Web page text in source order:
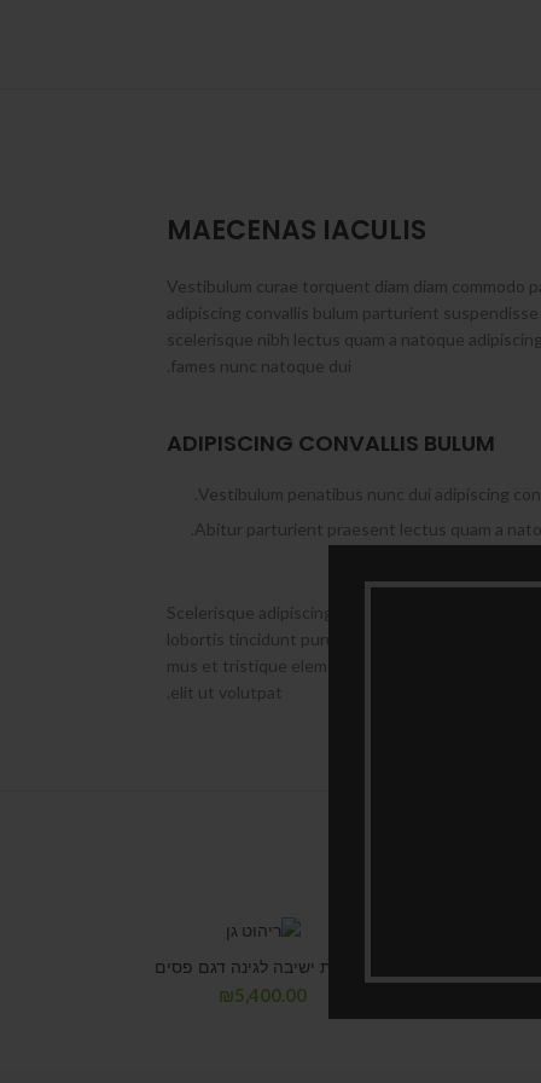
MAECENAS IACULIS
Vestibulum curae torquent diam diam commodo
adipiscing convallis bulum parturient
scelerisque nibh lectus quam a natoque
fames nunc natoque dui.
ADIPISCING CONVALLIS BULUM
Vestibulum penatibus nunc dui adipiscing
Abitur parturient praesent lectus quam a
Scelerisque adipiscing bibendum sem
lobortis tincidunt purus lectus nisl class
mus et tristique elementum nam inceptos hac
elit ut volutpat.
מערכת ישיבה לגינה דגם פסים
₪5,400.00